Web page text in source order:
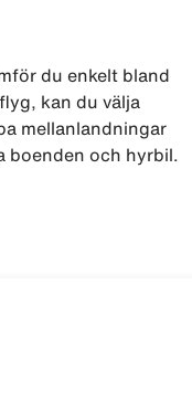
du enkelt bland
kan du välja
mellanlandningar
boenden och hyrbil.